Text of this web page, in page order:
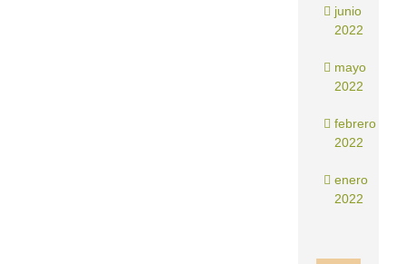
junio
2022
mayo
2022
febrero
2022
enero
2022